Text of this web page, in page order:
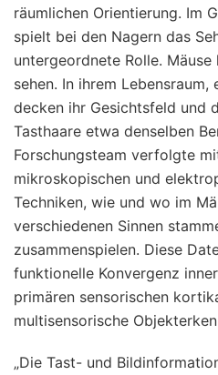
räumlichen Orientierung. Im
spielt bei den Nagern das
untergeordnete Rolle.
sehen. In ihrem Lebensraum,
decken ihr Gesichtsfeld und
Tasthaare etwa denselben
Forschungsteam verfolgte
mikroskopischen und
Techniken, wie und wo im
verschiedenen Sinnen
zusammenspielen. Diese
funktionelle Konvergenz
primären sensorischen
multisensorische
„Die Tast- und